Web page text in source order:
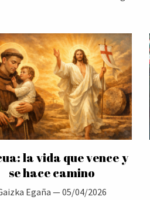
la vida que vence y
se hace camino
Egaña —05/04/2026